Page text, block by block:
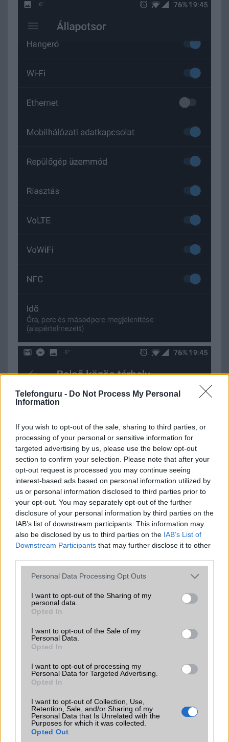
Telefonguru - Do Not Process My Personal
Information
If you wish to opt-out of the sale, sharing to third parties, or
processing of your personal or sensitive information for
targeted advertising by us, please use the below opt-out
section to confirm your selection. Please note that after your
opt-out request is processed you may continue seeing
interest-based ads based on personal information utilized by
us or personal information disclosed to third parties prior to
your opt-out. You may separately opt-out of the further
disclosure of your personal information by third parties on the
IAB’s list of downstream participants. This information may
also be disclosed by us to third parties on the IAB’s List of
Downstream Participants that may further disclose it to other
Please note that this website/app uses one or more Google
not limited to your visit or usage behaviour. You may click to
grant or deny consent to Google and its third-party tags to
use your data for below specified purposes in below Google
consent section.
Personal Data Processing Opt Outs
I want to opt-out of the Sharing of my
personal data.
Opted In
I want to opt-out of the Sale of my
Personal Data.
Opted In
I want to opt-out of processing my
Personal Data for Targeted Advertising.
Opted In
I want to opt-out of Collection, Use,
Retention, Sale, and/or Sharing of my
Personal Data that Is Unrelated with the
Purposes for which it was collected.
Opted Out